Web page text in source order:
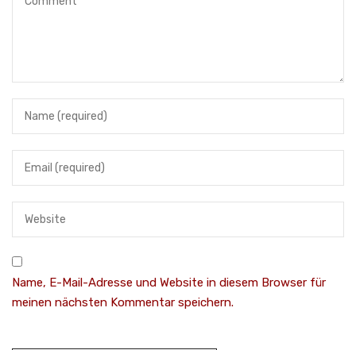
Name, E-Mail-Adresse und Website in diesem Browser für
meinen nächsten Kommentar speichern.